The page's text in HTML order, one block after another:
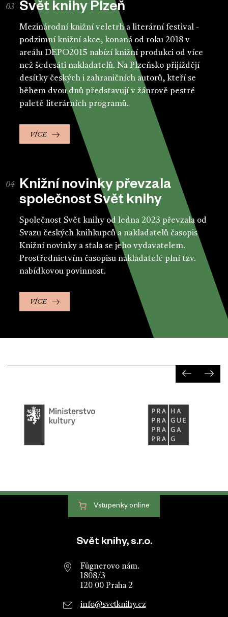
Svět knihy Plzeň
Mezinárodní knižní veletrh a literární festival -
podzimní knižní akce, konaná od roku 2018 v
areálu DEPO2015 nabízí knižní produkci od více
než šedesáti nakladatelů. Na Plzeňsko přijíždějí
desítky českých i zahraničních autorů, kteří se
během dvou dnů představují v žánrově pestré
paletě literárních programů.
VÍCE
Knižní novinky převzala
společnost Svět knihy
Společnost Svět knihy od ledna 2023 převzala od
Svazu českých knihkupců a nakladatelů časopis
Knižní novinky a stala se jeho vydavatelem.
Prostřednictvím časopisu nakladatelé plní tzv.
nabídkovou povinnost.
VÍCE
Patička webu
Vstupenky online
Svět knihy, s.r.o.
Fügnerovo nám.
1808/3
120 00 Praha 2
info@svetknihy.cz